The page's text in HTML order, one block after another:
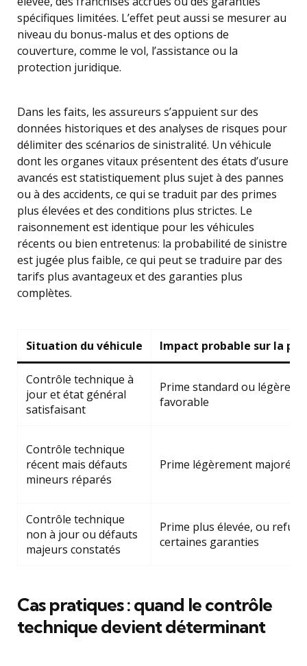
spécifiques limitées. L’effet peut aussi se mesurer au
niveau du bonus-malus et des options de
couverture, comme le vol, l’assistance ou la
protection juridique.
Dans les faits, les assureurs s’appuient sur des
données historiques et des analyses de risques pour
délimiter des scénarios de sinistralité. Un véhicule
dont les organes vitaux présentent des états d’usure
avancés est statistiquement plus sujet à des pannes
ou à des accidents, ce qui se traduit par des primes
plus élevées et des conditions plus strictes. Le
raisonnement est identique pour les véhicules
récents ou bien entretenus: la probabilité de sinistre
est jugée plus faible, ce qui peut se traduire par des
tarifs plus avantageux et des garanties plus
complètes.
Situation du véhicule Impact probable sur la
Contrôle technique à
jour et état général
satisfaisant
Prime standard ou
favorable
Contrôle technique
récent mais défauts
mineurs réparés
Prime légèrement majorée
Contrôle technique
non à jour ou défauts
majeurs constatés
Prime plus élevée, ou refus
certaines garanties
Cas pratiques : quand le contrôle
technique devient déterminant